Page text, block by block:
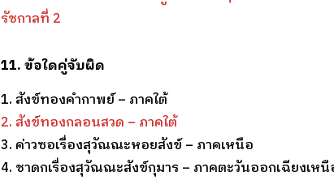
รัชกาลที่ 2
11. ข้อใดคู่จับผิด
1. สังข์ทองคำกาพย์ – ภาคใต้
2. สังข์ทองกลอนสวด – ภาคใต้
3. ค่าวซอเรื่องสุวัณณะหอยสังข์ – ภาคเหนือ
4. ชาดกเรื่องสุวัณณะสังข์กุมาร – ภาคตะวันออกเฉียงเหนื